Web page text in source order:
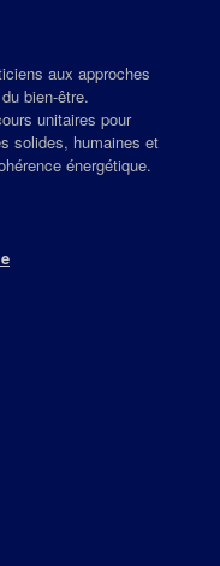
aux approches
bien‑être.
unitaires pour
solides, humaines et
énergétique.